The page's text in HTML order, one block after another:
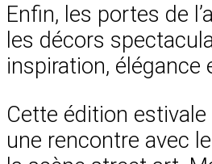
Enfin, les portes de
les décors
inspiration, élégance
Cette édition
une rencontre avec